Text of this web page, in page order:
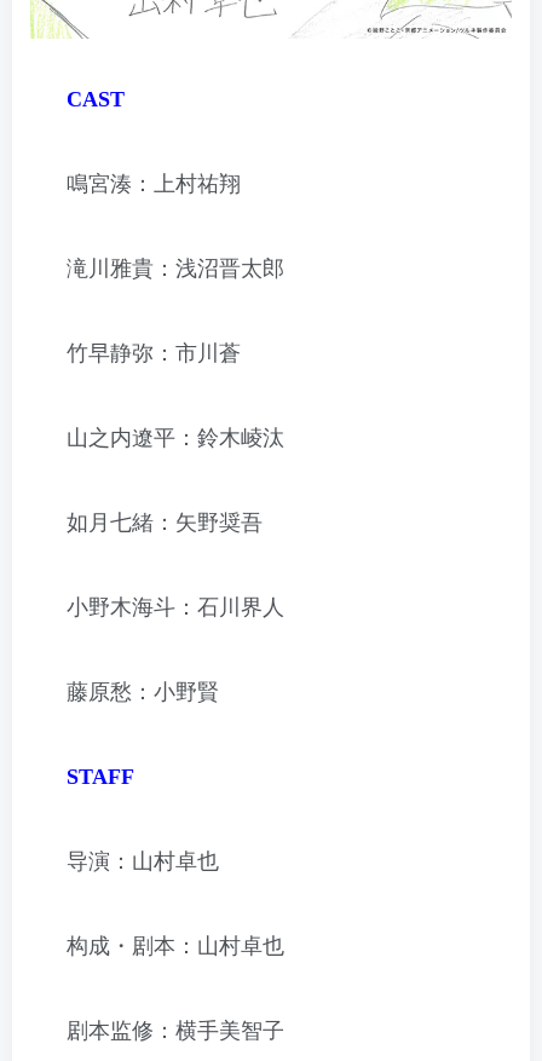
CAST
鳴宮湊：上村祐翔
滝川雅貴：浅沼晋太郎
竹早静弥：市川蒼
山之内遼平：鈴木崚汰
如月七緒：矢野奨吾
小野木海斗：石川界人
藤原愁：小野賢
STAFF
导演：山村卓也
构成・剧本：山村卓也
剧本监修：横手美智子